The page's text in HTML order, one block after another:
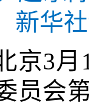
新华
京3
员会